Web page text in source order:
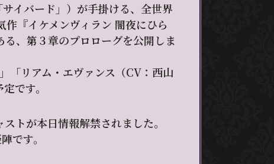
イバード」）が手掛ける、全世界
『イケメンヴィラン 闇夜にひら
、第３章のプロローグを公開しま
「リアム・エヴァンス（CV：西山
です。
トが本日情報解禁されました。
です。